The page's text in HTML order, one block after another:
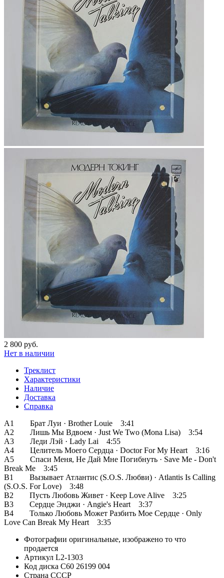
2 800 руб.
Нет в наличии
Треклист
Характеристики
Наличие
Доставка
Справка
A1 Брат Луи · Brother Louie 3:41
A2 Лишь Мы Вдвоем · Just We Two (Mona Lisa) 3:54
A3 Леди Лэй · Lady Lai 4:55
A4 Целитель Моего Сердца · Doctor For My Heart 3:16
A5 Спаси Меня, Не Дай Мне Погибнуть · Save Me - Don't
Break Me 3:45
B1 Вызывает Атлантис (S.O.S. Любви) · Atlantis Is Calling
(S.O.S. For Love) 3:48
B2 Пусть Любовь Живет · Keep Love Alive 3:25
B3 Сердце Энджи · Angie's Heart 3:37
B4 Только Любовь Может Разбить Мое Сердце · Only
Love Can Break My Heart 3:35
Фотографии оригинальные, изображено то что
продается
Артикул L2-1303
Код диска С60 26199 004
Страна СССР